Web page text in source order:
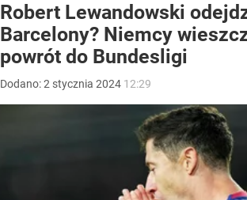
Robert Lewandowski
Barcelony? Niemcy
powrót do Bundesligi
Dodano:2 stycznia 2024 12:29